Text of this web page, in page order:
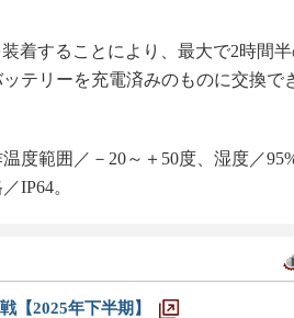
着することにより、最大で2時間
テリーを充電済みのものに交換で
度範囲／－20～＋50度、湿度／
IP64。
【2025年下半期】